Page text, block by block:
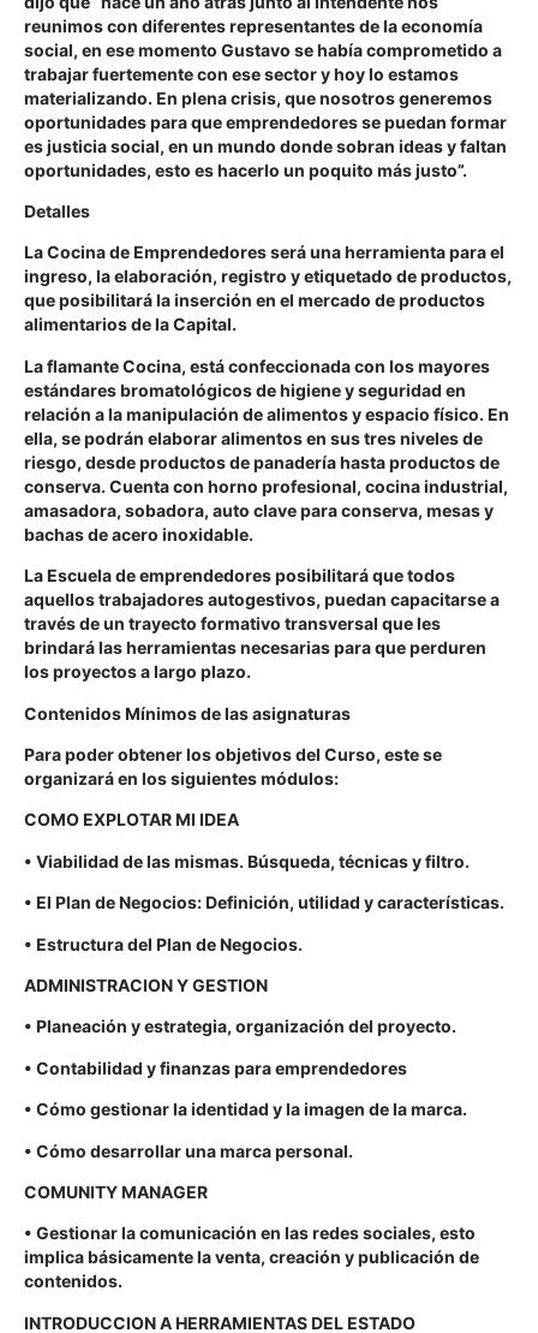
reunimos con diferentes representantes de la economía
social, en ese momento Gustavo se había comprometido a
trabajar fuertemente con ese sector y hoy lo estamos
materializando. En plena crisis, que nosotros generemos
oportunidades para que emprendedores se puedan formar
es justicia social, en un mundo donde sobran ideas y faltan
oportunidades, esto es hacerlo un poquito más justo”.
Detalles
La Cocina de Emprendedores será una herramienta para el
ingreso, la elaboración, registro y etiquetado de productos,
queposibilitará la inserción en el mercado de productos
alimentarios de la Capital.
La flamante Cocina, está confeccionada con los mayores
estándares bromatológicos de higiene y seguridad en
relación a la manipulación de alimentos y espacio físico. En
ella, se podrán elaborar alimentos en sus tres niveles de
riesgo, desde productos de panadería hasta productos de
conserva. Cuenta con horno profesional, cocina industrial,
amasadora, sobadora, auto clave para conserva, mesas y
bachas de acero inoxidable.
LaEscuela de emprendedores posibilitará que todos
aquellos trabajadores autogestivos, puedan capacitarse a
través de un trayecto formativo transversal que les
brindará las herramientas necesarias para que perduren
los proyectos a largo plazo.
Contenidos Mínimos de las asignaturas
Para poder obtener los objetivos del Curso, este se
organizará en los siguientes módulos:
COMO EXPLOTAR MI IDEA
• Viabilidad de las mismas. Búsqueda, técnicas y filtro.
• El Plan de Negocios: Definición, utilidad y características.
• Estructura del Plan de Negocios.
ADMINISTRACION Y GESTION
• Planeación y estrategia, organización del proyecto.
• Contabilidad y finanzas para emprendedores
• Cómo gestionar la identidad y la imagen de la marca.
• Cómo desarrollar una marca personal.
COMUNITY MANAGER
• Gestionar la comunicación en las redes sociales, esto
implica básicamente la venta, creación y publicación de
contenidos.
INTRODUCCION A HERRAMIENTAS DEL ESTADO